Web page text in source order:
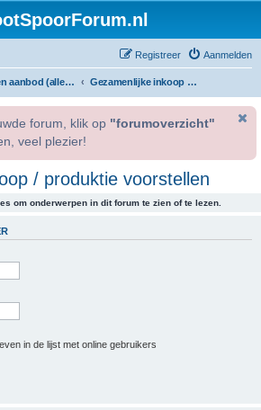
Aanmelden
Registreer
Vraag en aanbod (alleen voor geregistreerde gebruikers). Gezamenlijke inkoop / produktie voorstellen
forum, klik op "forumoverzicht"
veel plezier!
/ produktie voorstellen
om onderwerpen in dit forum te zien of te lezen.
in de lijst met online gebruikers